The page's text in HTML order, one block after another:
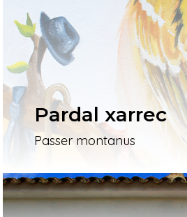
Pardal xarrec
Passer montanus